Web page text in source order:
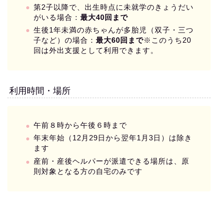
第2子以降で、出生時点に未就学のきょうだい
がいる場合： 最大40回まで
生後1年未満の赤ちゃんが多胎児（双子・三つ
子など）の場合： 最大60回まで※このうち20
回は外出支援として利用できます。
利用時間・場所
午前８時から午後６時まで
年末年始（12月29日から翌年1月3日）は除き
ます
産前・産後ヘルパーが派遣できる場所は、原
則対象となる方の自宅のみです